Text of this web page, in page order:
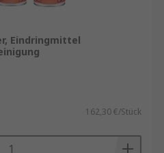
Eindringmittel
162,30 €/Stück